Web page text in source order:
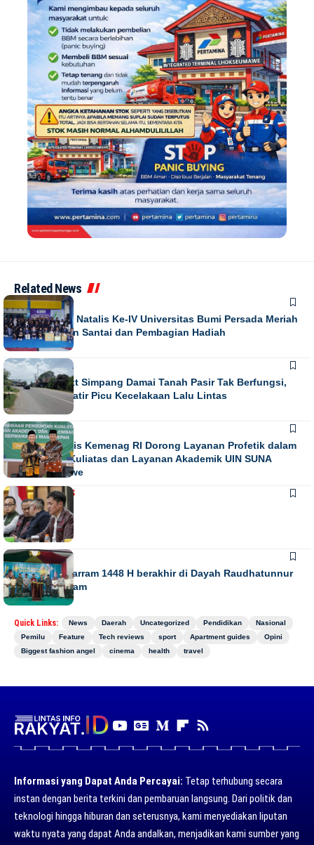
Related News
NEWS
Puncak Dies Natalis Ke-IV Universitas Bumi Persada Meriah
dengan Jalan Santai dan Pembagian Hadiah
NEWS
Running Text Simpang Damai Tanah Pasir Tak Berfungsi,
Warga Khawatir Picu Kecelakaan Lalu Lintas
NEWS
Direktur Diktis Kemenag RI Dorong Layanan Profetik dalam
Penguatan Kuliatas dan Layanan Akademik UIN SUNA
Lhokseumawe
NASIONALNEWS
Juli 13, 2026
NEWS
Gebyar Muharram 1448 H berakhir di Dayah Raudhatunnur
Alharuni Nisam
Quick Links: News Daerah Uncategorized Pendidikan
Nasional
Pemilu
Feature Tech reviews sport Apartment guides
Opini
Biggest fashion angel
cinema health travel
Informasi yang Dapat Anda Percayai: Tetap terhubung secara
instan dengan berita terkini dan pembaruan langsung. Dari politik dan
teknologi hingga hiburan dan seterusnya, kami menyediakan liputan
waktu nyata yang dapat Anda andalkan, menjadikan kami sumber yang